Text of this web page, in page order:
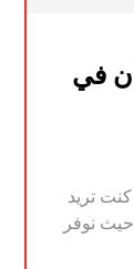
في
تريد
نوفر